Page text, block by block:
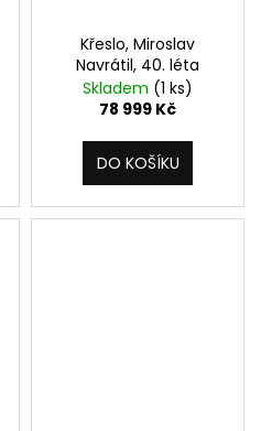
Křeslo, Miroslav
Navrátil, 40. léta
Skladem (1 ks)
78 999 Kč
DO KOŠÍKU